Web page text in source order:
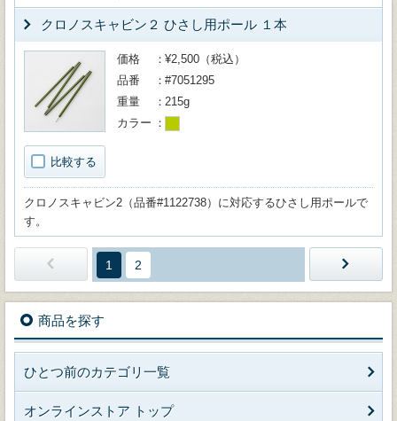
クロノスキャビン２ ひさし用ポール １本
比較する
価格
¥2,500（税込）
品番
#7051295
重量
215g
カラー
クロノスキャビン2（品番#1122738）に対応するひさし用ポールで
す。
1 2
商品を探す
ひとつ前のカテゴリ一覧
オンラインストア トップ